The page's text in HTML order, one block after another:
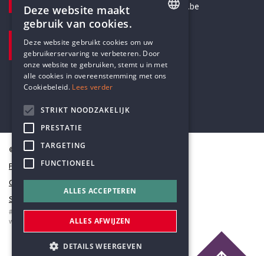
secretariaat@humanistischverbond.be
Pottenbrug 4
Antwerpen, 2000
© Humanistisch Verbond 2026
Privacy
Cookiestatement
Sitemap
#codedwithlove byCodelines
webapplicaties
mobiele apps&maatwerk websites
DUTCH
Deze website maakt
gebruik van cookies.
Deze website gebruikt cookies om uw
gebruikerservaring te verbeteren. Door
onze website te gebruiken, stemt u in met
alle cookies in overeenstemming met ons
Cookiebeleid. Lees verder
STRIKT NOODZAKELIJK
PRESTATIE
TARGETING
FUNCTIONEEL
ALLES ACCEPTEREN
ALLES AFWIJZEN
DETAILS WEERGEVEN